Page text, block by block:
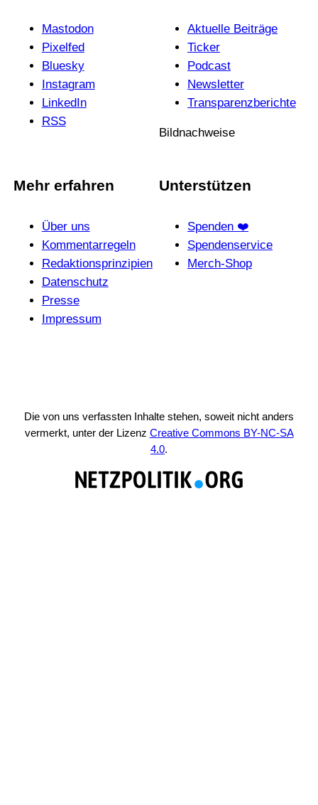
Mastodon
Pixelfed
Bluesky
Instagram
LinkedIn
RSS
Aktuelle Beiträge
Ticker
Podcast
News­letter
Trans­pa­renz­be­richte
Bildnachweise
Mehr erfahren
Über uns
Kommentarregeln
Redak­ti­ons­prin­zi­pien
Daten­schutz
Presse
Impressum
Unterstützen
Spenden ❤️
Spendenservice
Merch-Shop
Die von uns verfassten Inhalte stehen, soweit nicht anders
vermerkt, unter der Lizenz Creative Commons BY-NC-SA
4.0.